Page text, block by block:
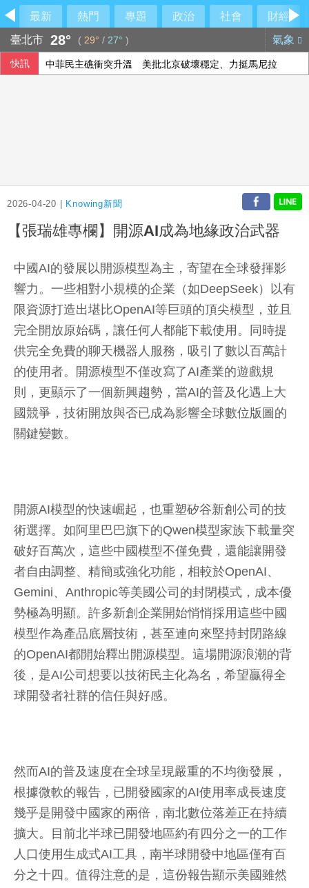
最新 熱門 專題 政治 社會
財經
臺北市 28° ( 29° / 27° ) 氣象
快訊 中菲民主礁衝突升溫 美批北京破壞穩定、力挺馬尼拉
2026-04-20 | Knowing新聞
【張瑞雄專欄】開源AI成為地緣政治武器
中國AI的發展以開源模型為主，寄望在全球發揮影
響力。一些相對小規模的企業（如DeepSeek）以有
限資源打造出堪比OpenAI等巨頭的頂尖模型，並且
完全開放原始碼，讓任何人都能下載使用。同時提
供完全免費的聊天機器人服務，吸引了數以百萬計
的使用者。開源模型不僅改寫了AI產業的遊戲規
則，更顯示了一個新興趨勢，當AI的普及化遇上大
國競爭，技術開放與否已成為影響全球數位版圖的
關鍵變數。
開源AI模型的快速崛起，也重塑矽谷新創公司的技
術選擇。如阿里巴巴旗下的Qwen模型家族下載量突
破好百萬次，這些中國模型不僅免費，還能讓開發
者自由調整、精簡或強化功能，相較於OpenAI、
Gemini、Anthropic等美國公司的封閉模式，成本優
勢極為明顯。許多新創企業開始悄悄採用這些中國
模型作為產品底層技術，甚至連向來堅持封閉路線
的OpenAI都開始釋出開源模型。這場開源浪潮的背
後，是AI公司想要以技術民主化為名，希望贏得全
球開發者社群的信任與好感。
然而AI的普及速度在全球呈現嚴重的不均衡發展，
根據微軟的報告，已開發國家的AI使用率成長速度
幾乎是開發中國家的兩倍，南北數位落差正在持續
擴大。目前北半球已開發地區約有四分之一的工作
人口使用生成式AI工具，南半球開發中地區僅有百
分之十四。值得注意的是，這份報告顯示美國雖然